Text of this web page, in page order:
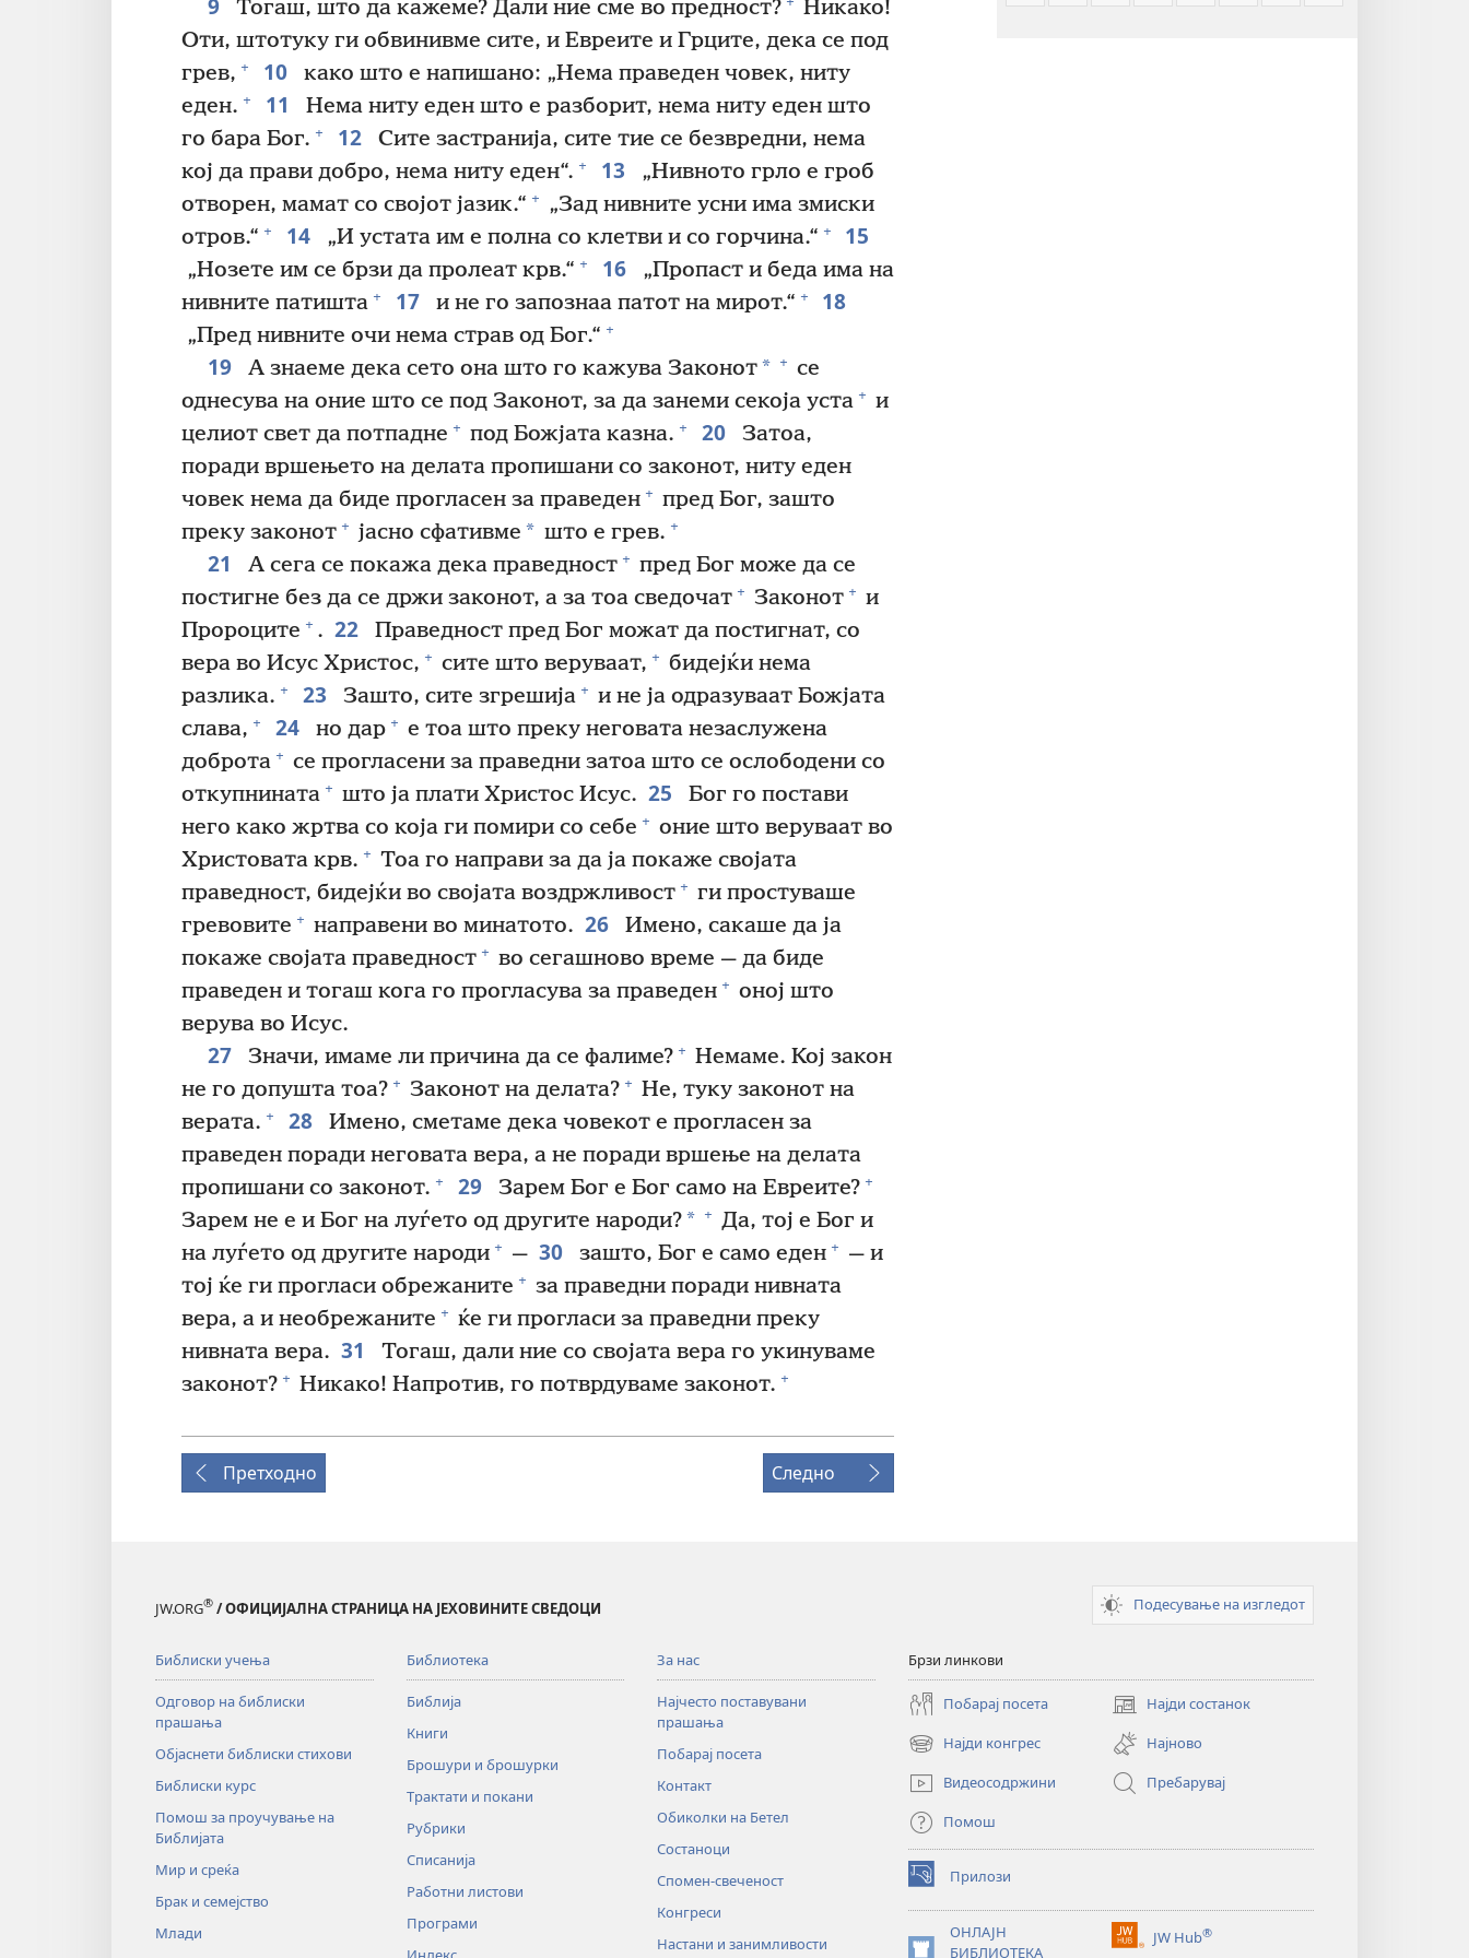
Тогаш, што да кажеме? Дали ние сме во предност?
Никако!
Оти, штотуку ги обвинивме сите, и Евреите и Грците, дека се под
грев, + 10
како што е напишано: „Нема праведен човек, ниту
еден. + 11
Нема ниту еден што е разборит, нема ниту еден што
го бара Бог. + 12
Сите застранија, сите тие се безвредни, нема
кој да прави добро, нема ниту еден“. + 13
„Нивното грло е гроб
отворен, мамат со својот јазик.“ + „Зад нивните усни има змиски
отров.“ + 14 „И устата им е полна со клетви и со горчина.“ + 15
„Нозете им се брзи да пролеат крв.“ + 16
„Пропаст и беда има на
нивните патишта + 17 и не го запознаа патот на мирот.“ + 18
„Пред нивните очи нема страв од Бог.“ +
19 А знаеме дека сето она што го кажува Законот* + се
однесува на оние што се под Законот, за да занеми секоја уста + и
целиот свет да потпадне + под Божјата казна. + 20
Затоа,
поради вршењето на делата пропишани со законот, ниту еден
човек нема да биде прогласен за праведен + пред Бог, зашто
преку законот + јасно сфативме * што е грев. +
21 А сега се покажа дека праведност + пред Бог може да се
постигне без да се држи законот, а за тоа сведочат + Законот + и
Пророците + . 22
Праведност пред Бог можат да постигнат, со
вера во Исус Христос, + сите што веруваат, + бидејќи нема
разлика. + 23 Зашто, сите згрешија + и не ја одразуваат Божјата
слава, + 24 но дар + е тоа што преку неговата незаслужена
доброта + се прогласени за праведни затоа што се ослободени со
откупнината + што ја плати Христос Исус. 25
Бог го постави
него како жртва со која ги помири со себе + оние што веруваат во
Христовата крв. + Тоа го направи за да ја покаже својата
праведност, бидејќи во својата воздржливост + ги простуваше
гревовите + направени во минатото. 26
Имено, сакаше да ја
покаже својата праведност + во сегашново време — да биде
праведен и тогаш кога го прогласува за праведен + оној што
верува во Исус.
27 Значи, имаме ли причина да се фалиме? + Немаме. Кој закон
не го допушта тоа? + Законот на делата? + Не, туку законот на
верата. + 28
Имено, сметаме дека човекот е прогласен за
праведен поради неговата вера, а не поради вршење на делата
пропишани со законот. + 29 Зарем Бог е Бог само на Евреите? +
Зарем не е и Бог на луѓето од другите народи?* + Да, тој е Бог и
на луѓето од другите народи + — 30 зашто, Бог е само еден + — и
тој ќе ги прогласи обрежаните + за праведни поради нивната
вера, а и необрежаните + ќе ги прогласи за праведни преку
нивната вера. 31
Тогаш, дали ние со својата вера го укинуваме
законот? + Никако! Напротив, го потврдуваме законот. +
Претходно Следно
JW.ORG® / ОФИЦИЈАЛНА СТРАНИЦА НА ЈЕХОВИНИТЕ СВЕДОЦИ Подесување на изгледот
Библиски учења
Одговор на библиски
прашања
Објаснети библиски стихови
Библиски курс
Помош за проучување на
Библијата
Мир и среќа
Брак и семејство
Млади
Библиотека
Библија
Книги
Брошури и брошурки
Трактати и покани
Рубрики
Списанија
Работни листови
Програми
За нас
Најчесто поставувани
прашања
Побарај посета
Контакт
Обиколки на Бетел
Состаноци
Спомен-свеченост
Конгреси
Настани и занимливости
Брзи линкови
Побарај посета Најди состанок
(opens
new
window)
Најди конгрес
(opens
new
window)
Најново
Видеосодржини
Пребарувај
Помош
Прилози
(opens
new
window)ОНЛАЈН
БИБЛИОТЕКА
JW Hub®
(opens